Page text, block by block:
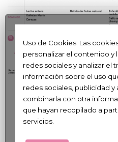
Uso de Cookies: Las
personalizar el contenido y
redes sociales y analizar el
información sobre el uso
redes sociales, publicidad
combinarla con otra
que hayan recopilado a
servicios.